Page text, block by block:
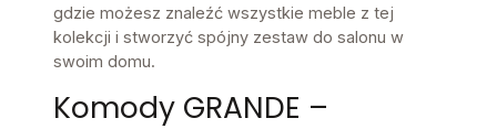
gdzie możesz znaleźć wszystkie meble z tej
kolekcji i stworzyć spójny zestaw do salonu w
swoim domu.
Komody GRANDE –